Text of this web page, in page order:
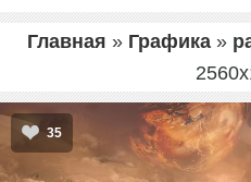
Главная » Графика»
2560x
35